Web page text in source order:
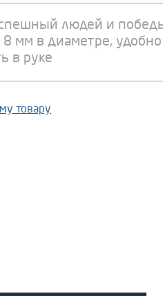
людей и
мм в диаметре, удобно
в руке
товару